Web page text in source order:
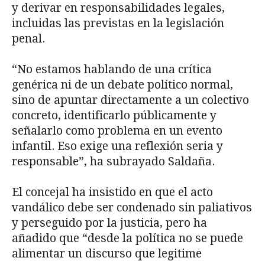
y derivar en responsabilidades legales,
incluidas las previstas en la legislación
penal.
“No estamos hablando de una crítica
genérica ni de un debate político normal,
sino de apuntar directamente a un colectivo
concreto, identificarlo públicamente y
señalarlo como problema en un evento
infantil. Eso exige una reflexión seria y
responsable”, ha subrayado Saldaña.
El concejal ha insistido en que el acto
vandálico debe ser condenado sin paliativos
y perseguido por la justicia, pero ha
añadido que “desde la política no se puede
alimentar un discurso que legitime